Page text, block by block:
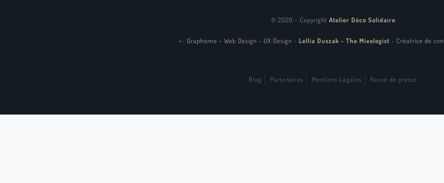
© 2020 - Copyright Atelier Déco Solidaire
<- Graphisme - Web Design - UX Design - Lellia Duszak - The Mixologist - Créatrice de
Blog Partenaires Mentions Légales Revue de presse